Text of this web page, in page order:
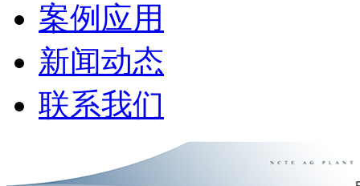
案例应用
新闻动态
联系我们